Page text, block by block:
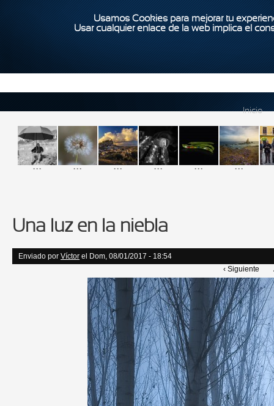
Usamos Cookies para mejorar tu
Usar cualquier enlace de la web implica el
Inicio
... ... ... ... ... ...
Una luz en la niebla
Enviado por Víctor el Dom, 08/01/2017 - 18:54
‹ Siguiente